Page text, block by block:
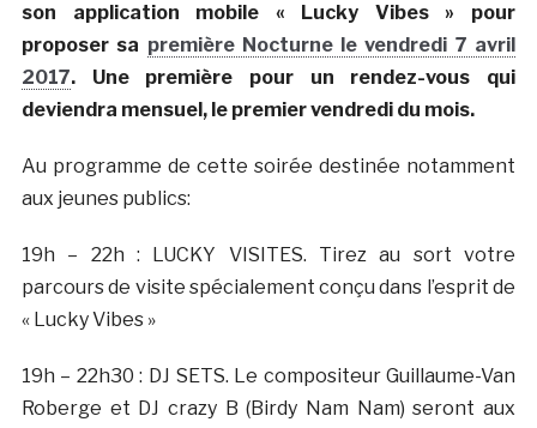
son application mobile « Lucky Vibes » pour
proposer sa première Nocturne le vendredi 7 avril
2017. Une première pour un rendez-vous qui
deviendra mensuel, le premier vendredi du mois.
Au programme de cette soirée destinée notamment
aux jeunes publics:
19h – 22h : LUCKY VISITES. Tirez au sort votre
parcours de visite spécialement conçu dans l’esprit de
« Lucky Vibes »
19h – 22h30 : DJ SETS. Le compositeur Guillaume-Van
Roberge et DJ crazy B (Birdy Nam Nam) seront aux